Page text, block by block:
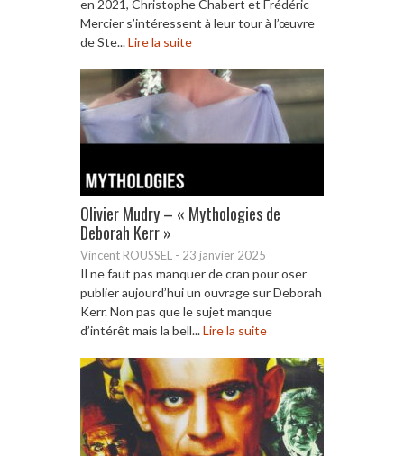
en 2021, Christophe Chabert et Frédéric
Mercier s’intéressent à leur tour à l’œuvre
de Ste...Lire la suite
Olivier Mudry – « Mythologies de
Deborah Kerr »
Vincent ROUSSEL - 23 janvier 2025
Il ne faut pas manquer de cran pour oser
publier aujourd’hui un ouvrage sur Deborah
Kerr. Non pas que le sujet manque
d’intérêt mais la bell...Lire la suite